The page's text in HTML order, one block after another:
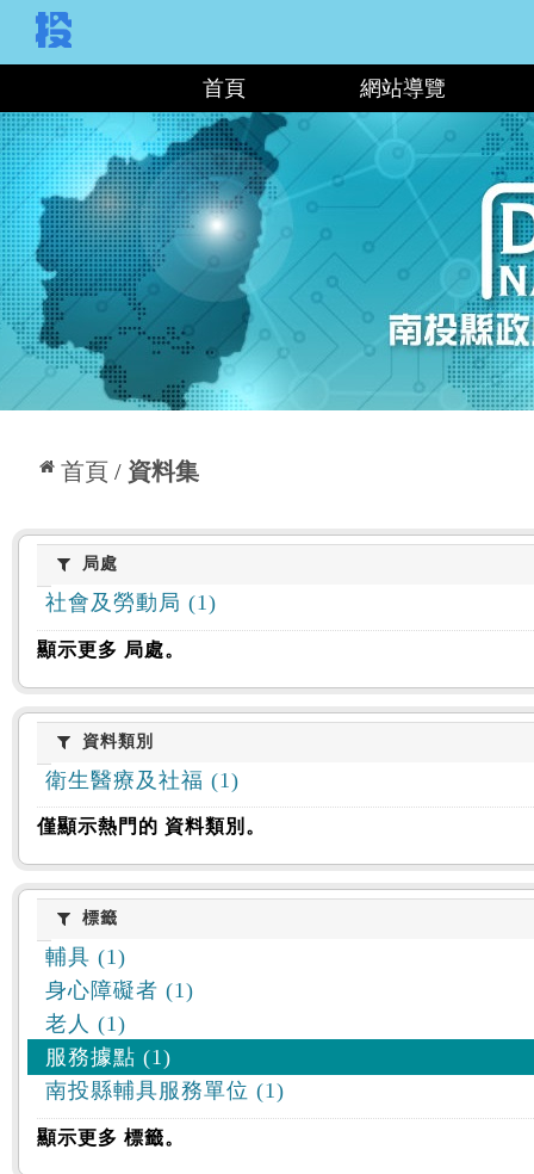
首頁 網站導覽
首頁 資料集
:::
局處局處
社會及勞動局 (1)
顯示更多 局處。
資料類別
資料類別
衛生醫療及社福 (1)
僅顯示熱門的 資料類別。
標籤標籤
輔具 (1)
身心障礙者 (1)
老人 (1)
服務據點 (1)
南投縣輔具服務單位 (1)
顯示更多 標籤。